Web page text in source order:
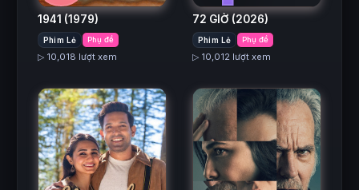
1941 (1979)
Phim Lẻ Phụ đề
▷ 10,018 lượt xem
72 GIỜ (2026)
Phim Lẻ Phụ đề
▷ 10,012 lượt xem